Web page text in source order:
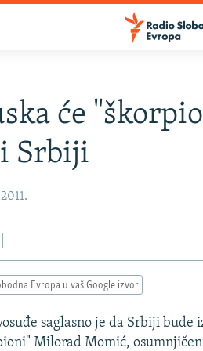
će
Srbiji
Evropa u vaš Google izvor
saglasno je da Srbiji
Milorad Momić,